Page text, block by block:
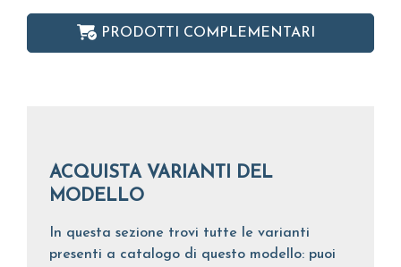
PRODOTTI COMPLEMENTARI
ACQUISTA VARIANTI DEL
MODELLO
In questa sezione trovi tutte le varianti
presenti a catalogo di questo modello: puoi